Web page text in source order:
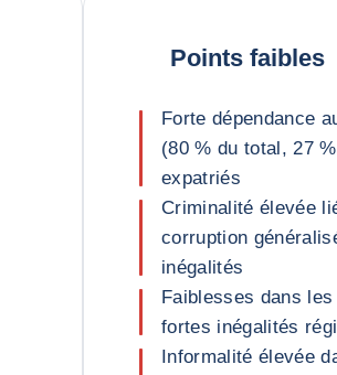
Points faibles
Forte dépendance
(80 % du total, 27
expatriés
Criminalité élevée
corruption
inégalités
Faiblesses dans
fortes inégalités
Informalité élevée